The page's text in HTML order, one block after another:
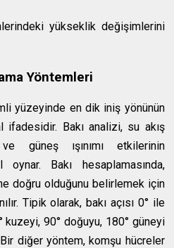
yükseklik değişimlerini
Yöntemleri
yüzeyinde en dik iniş yönünün
ifadesidir. Bakı analizi, su akış
güneş ışınımı etkilerinin
Bakı hesaplamasında,
doğru olduğunu belirlemek için
Tipik olarak, bakı açısı 0° ile
kuzeyi, 90° doğuyu, 180° güneyi
diğer yöntem, komşu hücreler